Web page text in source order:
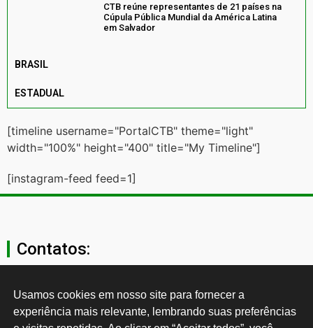
CTB reúne representantes de 21 países na
Cúpula Pública Mundial da América Latina
em Salvador
BRASIL
ESTADUAL
[timeline username="PortalCTB" theme="light"
width="100%" height="400" title="My Timeline"]
[instagram-feed feed=1]
Contatos:
secgeral@ctb.org.br
11 3874-0040
Usamos cookies em nosso site para fornecer a
experiência mais relevante, lembrando suas preferências